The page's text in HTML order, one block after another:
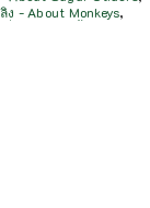
ลิง - About Monkeys,